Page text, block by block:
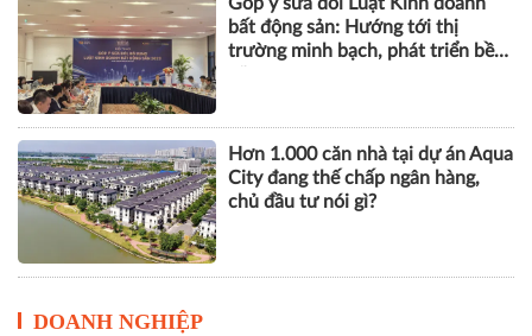
Góp ý sửa đổi Luật Kinh doanh
bất động sản: Hướng tới thị
trường minh bạch, phát triển bền
Hơn 1.000 căn nhà tại dự án Aqua
City đang thế chấp ngân hàng,
chủ đầu tư nói gì?
DOANH NGHIỆP